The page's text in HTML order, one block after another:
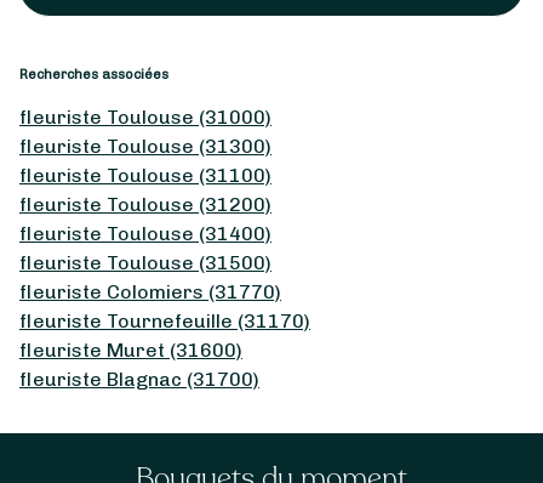
Recherches associées
fleuriste Toulouse (31000)
fleuriste Toulouse (31300)
fleuriste Toulouse (31100)
fleuriste Toulouse (31200)
fleuriste Toulouse (31400)
fleuriste Toulouse (31500)
fleuriste Colomiers (31770)
fleuriste Tournefeuille (31170)
fleuriste Muret (31600)
fleuriste Blagnac (31700)